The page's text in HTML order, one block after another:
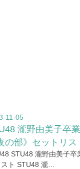
11-05
瀧野由美子卒
の部》セットリ
STU48 瀧野由美子卒
スト STU48 瀧…